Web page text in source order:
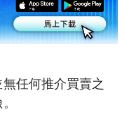
任何推介買賣之